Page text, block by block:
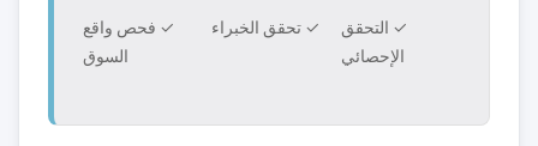
✓ التحقق
الإحصائي
✓ تحقق الخبراء
✓ فحص واقع
السوق